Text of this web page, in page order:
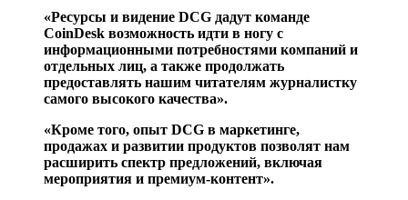
«Ресурсы и видение DCG дадут команде
CoinDesk возможность идти в ногу с
информационными потребностями компаний и
отдельных лиц, а также продолжать
предоставлять нашим читателям журналистку
самого высокого качества».
«Кроме того, опыт DCG в маркетинге,
продажах и развитии продуктов позволят нам
расширить спектр предложений, включая
мероприятия и премиум-контент».